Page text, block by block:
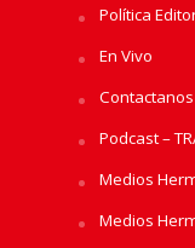
Política
En Vivo
Contactanos
Podcast –
Medios
Medios